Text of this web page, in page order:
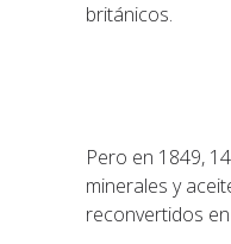
británicos.
Pero en 1849,
minerales y
reconvertidos